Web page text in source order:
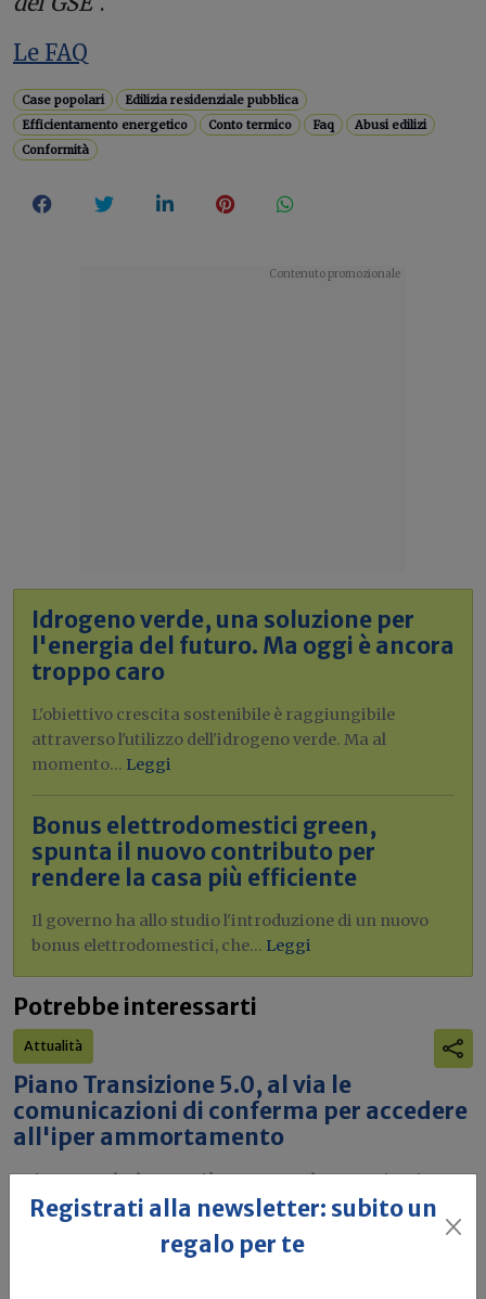
Le FAQ
Case popolari
Edilizia residenziale pubblica
Efficientamento energetico
Conto termico Faq
Abusi edilizi
Conformità
Idrogeno verde, una soluzione per
l'energia del futuro. Ma oggi è ancora
troppo caro
L'obiettivo crescita sostenibile è raggiungibile
attraverso l'utilizzo dell'idrogeno verde. Ma al
momento... Leggi
Bonus elettrodomestici green,
spunta il nuovo contributo per
rendere la casa più efficiente
Il governo ha allo studio l'introduzione di un nuovo
bonus elettrodomestici, che... Leggi
Potrebbe interessarti
Attualità
Piano Transizione 5.0, al via le
comunicazioni di conferma per accedere
all'iper ammortamento
Le imprese che hanno già presentato la comunicazione
preventiva possono ora confermare...
Transizione energetica
Sostenibilità
Registrati alla newsletter: subito un
regalo per te